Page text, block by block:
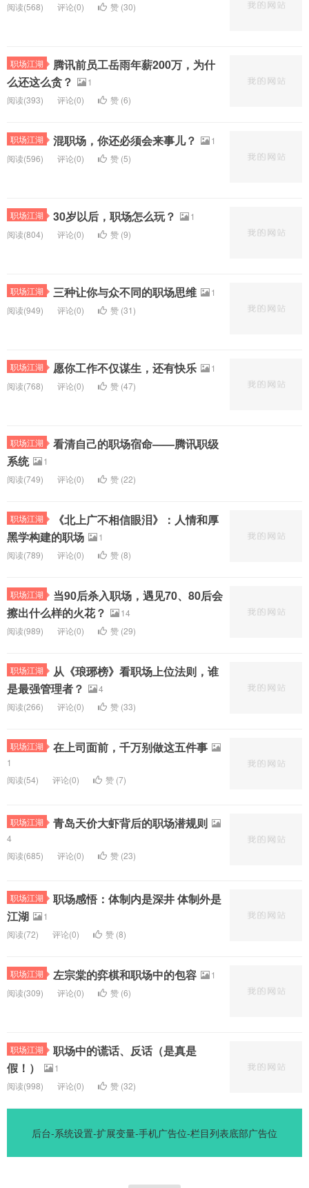
阅读(568) 评论(0) 赞 (30)
职场江湖
腾讯前员工岳雨年薪200万，为什
么还这么贪？
1
阅读(393) 评论(0) 赞 (6)
职场江湖 混职场，你还必须会来事儿？
1
阅读(596) 评论(0) 赞 (5)
职场江湖 30岁以后，职场怎么玩？
1
阅读(804) 评论(0) 赞 (9)
职场江湖 三种让你与众不同的职场思维
1
阅读(949) 评论(0) 赞 (31)
职场江湖 愿你工作不仅谋生，还有快乐
1
阅读(768) 评论(0) 赞 (47)
职场江湖
看清自己的职场宿命——腾讯职级
系统
1
阅读(749) 评论(0) 赞 (22)
职场江湖
《北上广不相信眼泪》：人情和厚
黑学构建的职场
1
阅读(789) 评论(0) 赞 (8)
职场江湖
当90后杀入职场，遇见70、80后会
擦出什么样的火花？
14
阅读(989) 评论(0) 赞 (29)
职场江湖
从《琅琊榜》看职场上位法则，谁
是最强管理者？
4
阅读(266) 评论(0) 赞 (33)
职场江湖 在上司面前，千万别做这五件事
1
阅读(54) 评论(0) 赞 (7)
职场江湖 青岛天价大虾背后的职场潜规则
4
阅读(685) 评论(0) 赞 (23)
职场江湖
职场感悟：体制内是深井 体制外是
江湖
1
阅读(72) 评论(0) 赞 (8)
职场江湖 左宗棠的弈棋和职场中的包容
1
阅读(309) 评论(0) 赞 (6)
职场江湖
职场中的谎话、反话（是真是
假！）
1
阅读(998) 评论(0) 赞 (32)
后台-系统设置-扩展变量-手机广告位-栏目列表底部广告位